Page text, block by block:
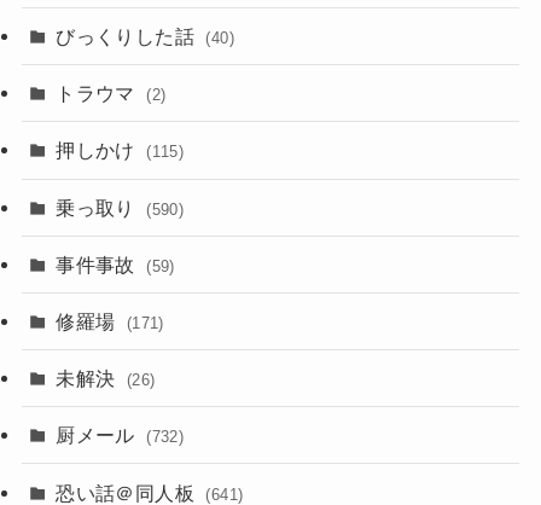
びっくりした話 (40)
トラウマ (2)
押しかけ (115)
乗っ取り (590)
事件事故 (59)
修羅場 (171)
未解決 (26)
厨メール (732)
恐い話＠同人板 (641)